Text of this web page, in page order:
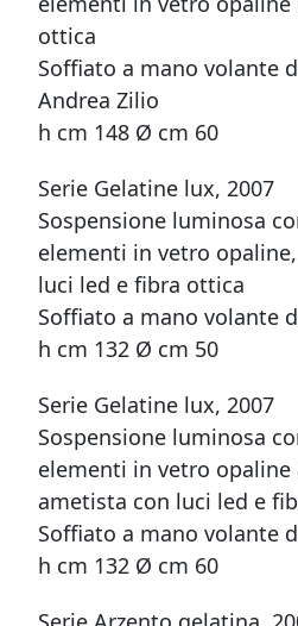
ottica
Soffiato a mano volante
Andrea Zilio
h cm 148 Ø cm 60
Serie Gelatine lux, 2007
Sospensione luminosa
elementi in vetro
luci led e fibra ottica
Soffiato a mano volante
h cm 132 Ø cm 50
Serie Gelatine lux, 2007
Sospensione luminosa
elementi in vetro opaline
ametista con luci led e
Soffiato a mano volante
h cm 132 Ø cm 60